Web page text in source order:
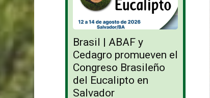
Brasil | ABAF y
Cedagro promueven el
Congreso Brasileño
del Eucalipto en
Salvador